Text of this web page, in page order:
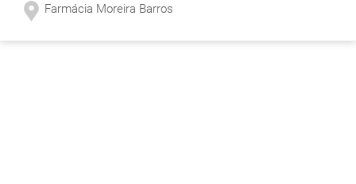
Farmácia Moreira Barros